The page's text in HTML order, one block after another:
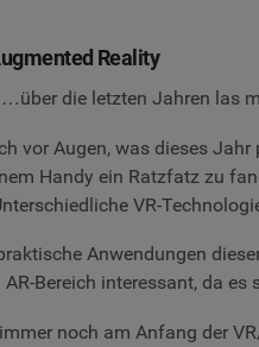
Reality
die letzten Jahren las
vor Augen, was dieses
Handy ein Ratzfatz zu
VR-
Anwendungen
Bereich interessant, da
noch am Anfang der